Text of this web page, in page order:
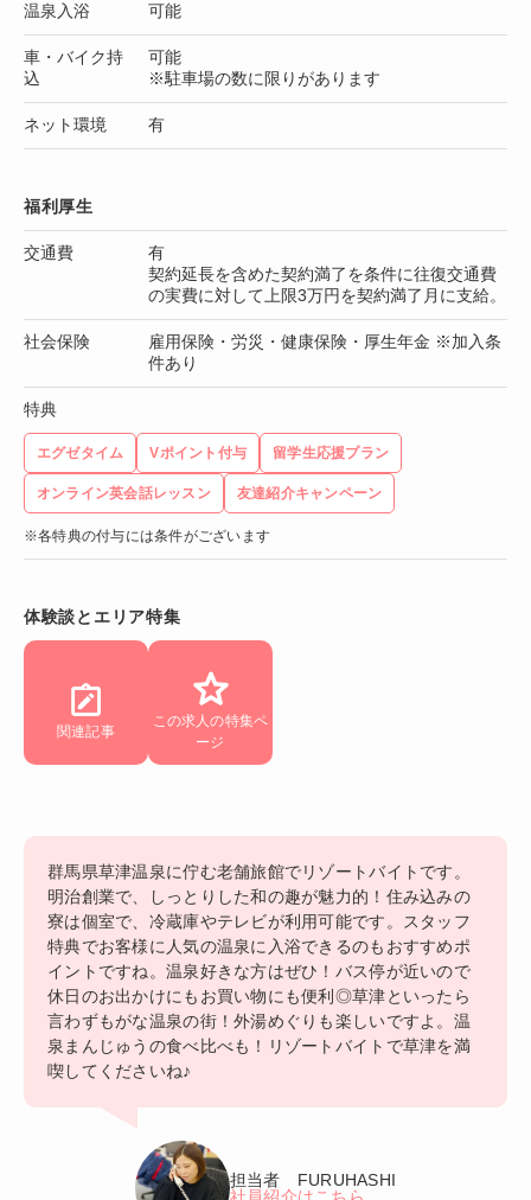
温泉入浴 可能
車・バイク持
込
可能
※駐車場の数に限りがあります
ネット環境 有
福利厚生
交通費
有
契約延長を含めた契約満了を条件に往復交通費
の実費に対して上限3万円を契約満了月に支給。
社会保険
雇用保険・労災・健康保険・厚生年金 ※加入条
件あり
特典
エグゼタイム Vポイント付与 留学生応援プラン
オンライン英会話レッスン 友達紹介キャンペーン
※各特典の付与には条件がございます
体験談とエリア特集
関連記事
この求人の特集ペ
ージ
群馬県草津温泉に佇む老舗旅館でリゾートバイトです。
明治創業で、しっとりした和の趣が魅力的！住み込みの
寮は個室で、冷蔵庫やテレビが利用可能です。スタッフ
特典でお客様に人気の温泉に入浴できるのもおすすめポ
イントですね。温泉好きな方はぜひ！バス停が近いので
休日のお出かけにもお買い物にも便利◎草津といったら
言わずもがな温泉の街！外湯めぐりも楽しいですよ。温
泉まんじゅうの食べ比べも！リゾートバイトで草津を満
喫してくださいね♪
担当者 FURUHASHI